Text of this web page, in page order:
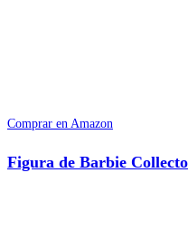
Comprar en Amazon
Figura de Barbie